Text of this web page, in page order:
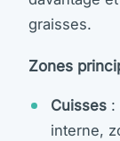
graisses.
Zones
Cuisses :
interne,